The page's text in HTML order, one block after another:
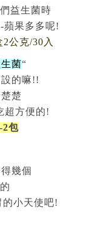
益生菌時
蘋果多多呢!
公克/30入
菌“
的嘛!!
楚
超方便的!
2包
幾個
的小天使吧!